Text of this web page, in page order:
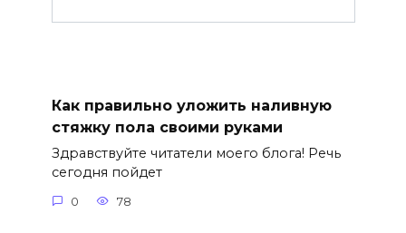
Как правильно уложить наливную
стяжку пола своими руками
Здравствуйте читатели моего блога! Речь
сегодня пойдет
0 78